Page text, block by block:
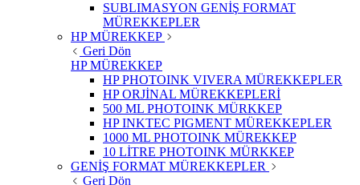
SUBLIMASYON GENİŞ FORMAT
MÜREKKEPLER
HP MÜREKKEP
Geri Dön
HP MÜREKKEP
HP PHOTOINK VIVERA MÜREKKEPLER
HP ORJİNAL MÜREKKEPLERİ
500 ML PHOTOINK MÜRKKEP
HP INKTEC PIGMENT MÜREKKEPLER
1000 ML PHOTOINK MÜREKKEP
10 LİTRE PHOTOINK MÜRKKEP
GENİŞ FORMAT MÜREKKEPLER
Geri Dön